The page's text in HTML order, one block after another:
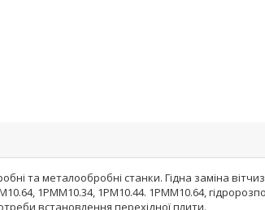
та металообробні станки. Гідна заміна
1РММ10.34, 1РМ10.44. 1РММ10.64,
встановлення перехідної плити.